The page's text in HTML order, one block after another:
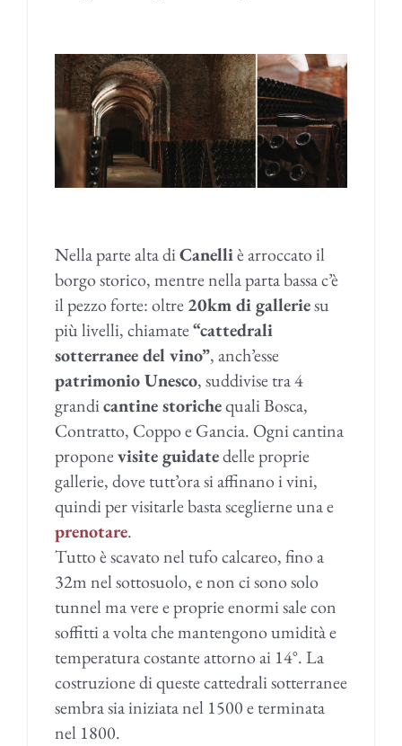
Nella parte alta diCanelliè arroccato il
borgo storico, mentre nella parta bassa c’è
il pezzo forte: oltre20km di galleriesu
più livelli, chiamate“cattedrali
sotterranee del vino”, anch’esse
patrimonio Unesco, suddivise tra 4
grandicantine storichequali Bosca,
Contratto, Coppo e Gancia. Ogni cantina
proponevisite guidatedelle proprie
gallerie, dove tutt’ora si affinano i vini,
quindi per visitarle basta sceglierne una e
prenotare.
Tutto è scavato nel tufo calcareo, fino a
32m nel sottosuolo, e non ci sono solo
tunnel ma vere e proprie enormi sale con
soffitti a volta che mantengono umidità e
temperatura costante attorno ai 14°. La
costruzione di queste cattedrali sotterranee
sembra sia iniziata nel 1500 e terminata
nel 1800.